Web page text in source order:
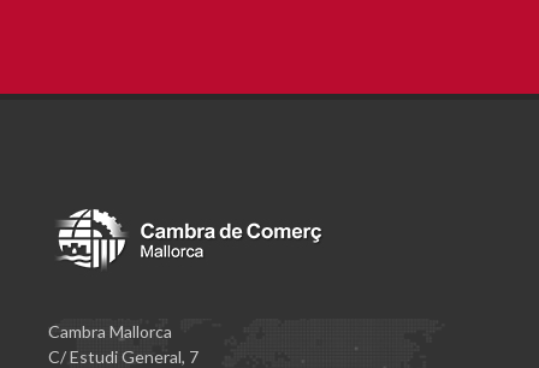
Cambra Mallorca
C/ Estudi General, 7